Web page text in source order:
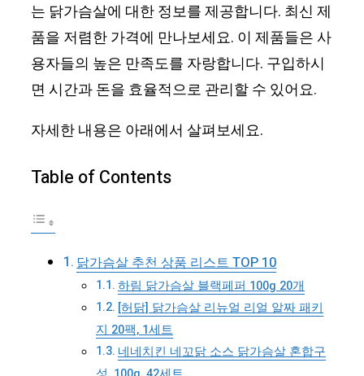
는 닭가슴살에 대한 정보를 제공합니다. 최신 제
품을 저렴한 가격에 만나보세요. 이 제품들은 사
용자들의 높은 만족도를 자랑합니다. 구입하시
면 시간과 돈을 효율적으로 관리할 수 있어요.
자세한 내용은 아래에서 살펴보세요.
Table of Contents
닭가슴살 추천 상품 리스트 TOP 10
하림 닭가슴살 블랙페퍼 100g 20개
[허닭] 닭가슴살 리뉴얼 리얼 알짜 패키
지 20팩, 1세트
네네치킨 네꼬닭 소스 닭가슴살 혼합구